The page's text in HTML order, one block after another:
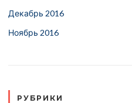
Декабрь 2016
Ноябрь 2016
РУБРИКИ